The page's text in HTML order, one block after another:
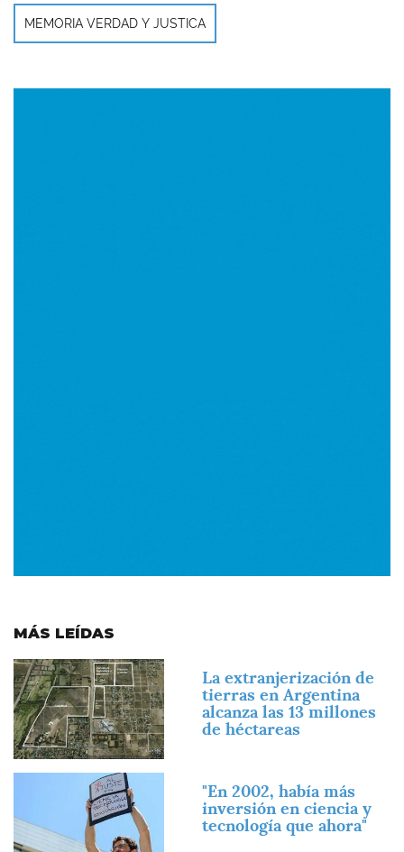
MEMORIA VERDAD Y JUSTICA
MÁS LEÍDAS
Imagen
La extranjerización de
tierras en Argentina
alcanza las 13 millones
de héctareas
"En 2002, había más
inversión en ciencia y
tecnología que ahora"